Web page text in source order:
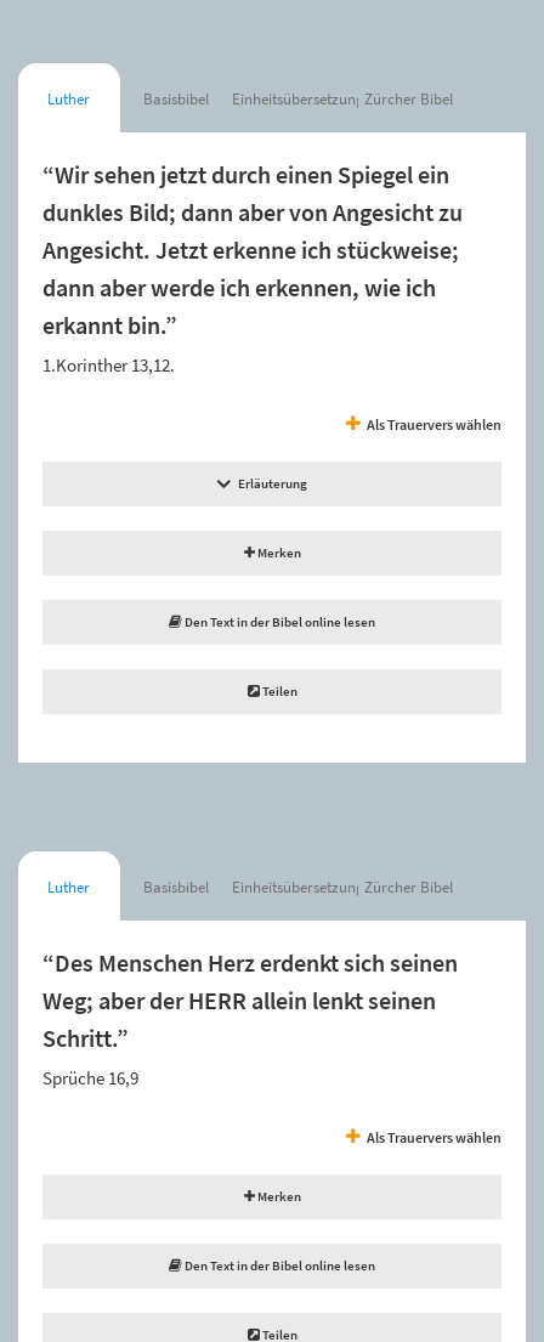
Luther Basisbibel Einheitsübersetzung Zürcher Bibel
“Wir sehen jetzt durch einen Spiegel ein
dunkles Bild; dann aber von Angesicht zu
Angesicht. Jetzt erkenne ich stückweise;
dann aber werde ich erkennen, wie ich
erkannt bin.”
1.Korinther 13,12.
Als Trauervers wählen
Erläuterung
Merken
Den Text in der Bibel online lesen
Teilen
Luther Basisbibel Einheitsübersetzung Zürcher Bibel
“Des Menschen Herz erdenkt sich seinen
Weg; aber der HERR allein lenkt seinen
Schritt.”
Sprüche 16,9
Als Trauervers wählen
Merken
Den Text in der Bibel online lesen
Teilen